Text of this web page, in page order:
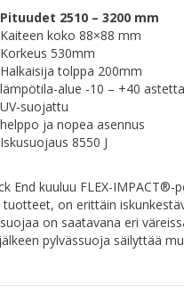
Pituudet 2510 – 3200 mm
Kaiteen koko 88×88 mm
Korkeus 530mm
Halkaisija tolppa 200mm
lämpötila-alue -10 – +40 astetta
UV-suojattu
helppo ja nopea asennus
Iskusuojaus 8550 J
End kuuluu FLEX-
tuotteet, on erittäin
on saatavana eri
pylvässuoja säilyttää